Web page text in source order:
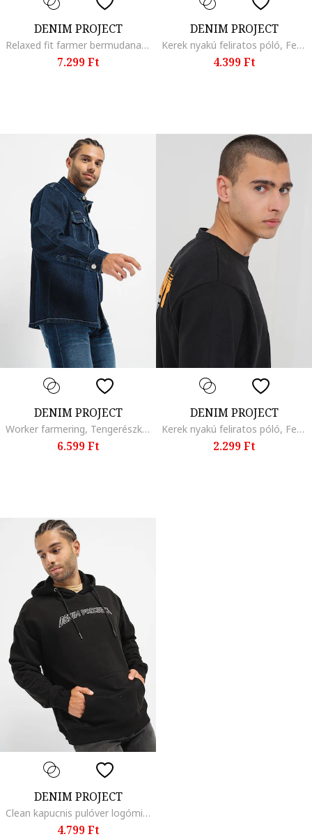
DENIM PROJECT
Relaxed fit farmer bermudanadrág, Sötétkék
7.299 Ft
DENIM PROJECT
Kerek nyakú feliratos póló, Fehér/Kék
4.399 Ft
DENIM PROJECT
Worker farmering, Tengerészkék
6.599 Ft
DENIM PROJECT
Kerek nyakú feliratos póló, Fekete/Narancssárga
2.299 Ft
DENIM PROJECT
Clean kapucnis pulóver logómintával, Fekete
4.799 Ft